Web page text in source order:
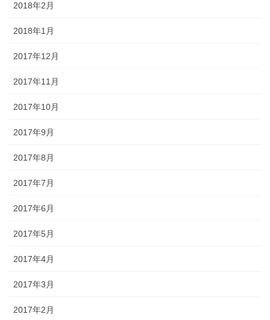
2018年2月
2018年1月
2017年12月
2017年11月
2017年10月
2017年9月
2017年8月
2017年7月
2017年6月
2017年5月
2017年4月
2017年3月
2017年2月